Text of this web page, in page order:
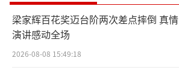
梁家辉百花奖迈台阶两次差点摔倒 真情
演讲感动全场
2026-08-08 15:49:18